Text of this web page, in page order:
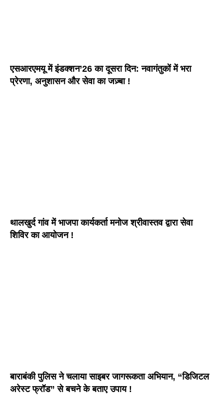
एसआरएमयू में इंडक्शन’26 का दूसरा दिन: नवागंतुकों में भरा
प्रेरणा, अनुशासन और सेवा का जज़्बा !
थालखुर्द गांव में भाजपा कार्यकर्ता मनोज श्रीवास्तव द्वारा सेवा
शिविर का आयोजन !
बाराबंकी पुलिस ने चलाया साइबर जागरूकता अभियान, “डिजिटल
अरेस्ट फ्रॉड” से बचने के बताए उपाय !